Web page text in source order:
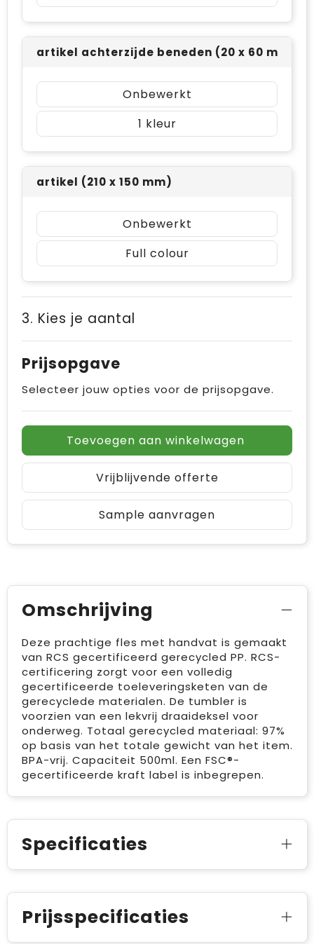
artikel achterzijde beneden (20 x 60 mm)
Onbewerkt
1
artikel (210 x 150 mm)
Onbewerkt
Full colour
3. Kies je aantal
Prijsopgave
Selecteer jouw opties voor de prijsopgave.
Toevoegen aan winkelwagen
Vrijblijvende offerte
Sample aanvragen
Omschrijving
Deze prachtige fles met handvat is gemaakt
van RCS gecertificeerd gerecycled PP. RCS-
certificering zorgt voor een volledig
gecertificeerde toeleveringsketen van de
gerecyclede materialen. De tumbler is
voorzien van een lekvrij draaideksel voor
onderweg. Totaal gerecycled materiaal: 97%
op basis van het totale gewicht van het item.
BPA-vrij. Capaciteit 500ml. Een FSC®-
gecertificeerde kraft label is inbegrepen.
Specificaties
Prijsspecificaties